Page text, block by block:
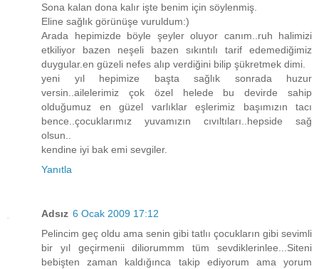
Sona kalan dona kalır işte benim için söylenmiş.
Eline sağlık görünüşe vuruldum:)
Arada hepimizde böyle şeyler oluyor canım..ruh halimizi
etkiliyor bazen neşeli bazen sıkıntılı tarif edemediğimiz
duygular.en güzeli nefes alıp verdiğini bilip şükretmek dimi.
yeni yıl hepimize başta sağlık sonrada huzur
versin..ailelerimiz çok özel helede bu devirde sahip
olduğumuz en güzel varlıklar eşlerimiz başımızın tacı
bence..çocuklarımız yuvamızın cıvıltıları..hepside sağ
olsun..
kendine iyi bak emi sevgiler.
Yanıtla
Adsız 6 Ocak 2009 17:12
Pelincim geç oldu ama senin gibi tatlıı çocukların gibi sevimli
bir yıl geçirmenii diliorummm tüm sevdiklerinlee...Siteni
bebişten zaman kaldığınca takip ediyorum ama yorum